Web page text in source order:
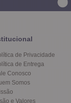
de Privacidade
de Entrega
Conosco
Somos
e Valores